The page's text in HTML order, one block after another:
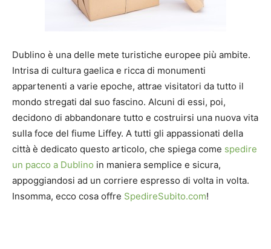
Dublino è una delle mete turistiche europee più ambite.
Intrisa di cultura gaelica e ricca di monumenti
appartenenti a varie epoche, attrae visitatori da tutto il
mondo stregati dal suo fascino. Alcuni di essi, poi,
decidono di abbandonare tutto e costruirsi una nuova vita
sulla foce del fiume Liffey. A tutti gli appassionati della
città è dedicato questo articolo, che spiega come spedire
un pacco a Dublino in maniera semplice e sicura,
appoggiandosi ad un corriere espresso di volta in volta.
Insomma, ecco cosa offre SpedireSubito.com!